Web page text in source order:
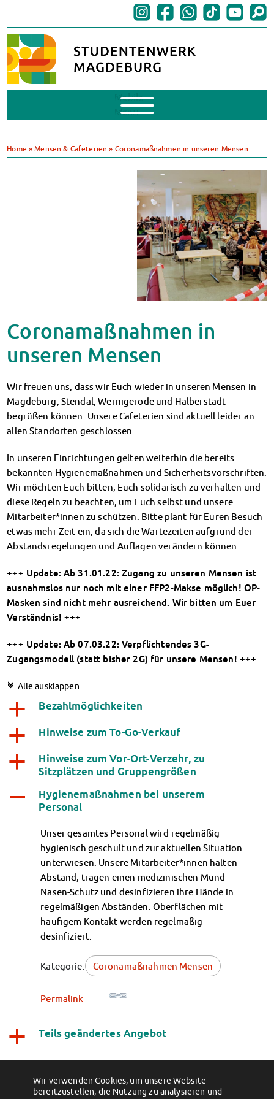
Mobile
Menu
BAföG beantragen
BAföG-FAQs
JoGo – Studibar + Eventspace
MensaFeedback
Wohnen
Wohnheime in Magdeburg
Wohnheime in Wernigerode
Wohnheimantrag & -service
MIT einander – FÜR einander
Wohnen-FAQ
Dokumente
AnsprechpartnerInnen
Soziales & Beratung
Sozialberatung
Rückerstattung Semesterbeitrag
PsychoSoziale Beratung
Kursangebote
Anmeldung Sonderveranstaltungen
Chatberatung
FAQs Soziales & Beratung
Dokumente
Kultur & Internationales
Beratung für Internationals
Wohnen für Internationals
IKUS und InterKultiTreff
Kulturförderung
KreativWorkshops
Magdeburger Studierendentage
Kinderbetreuung
Kita CampusKids
Voranmeldung KiTa-Platz
Randzeitenbetreuung
Anmeldung
Nutzungsbedingungen
AnsprechpartnerInnen
Über uns
Infopoints & Beratungscenter
Beratungstermine im Überblick
Verwaltungsrat
Lageplan
Dokumente
Stellenangebote
AnsprechpartnerInnen
Impressum
Home »Mensen & Cafeterien » Coronamaßnahmen in unseren Mensen
Coronamaßnahmen in
unseren Mensen
Wir freuen uns, dass wir Euch wieder in unseren Mensen in
Magdeburg, Stendal, Wernigerode und Halberstadt
begrüßen können. Unsere Cafeterien sind aktuell leider an
allen Standorten geschlossen.
In unseren Einrichtungen gelten weiterhin die bereits
bekannten Hygienemaßnahmen und Sicherheitsvorschriften.
Wir möchten Euch bitten, Euch solidarisch zu verhalten und
diese Regeln zu beachten, um Euch selbst und unsere
Mitarbeiter*innen zu schützen. Bitte plant für Euren Besuch
etwas mehr Zeit ein, da sich die Wartezeiten aufgrund der
Abstandsregelungen und Auflagen verändern können.
+++ Update: Ab 31.01.22: Zugang zu unseren Mensen ist
ausnahmslos nur noch mit einer FFP2-Makse möglich! OP-
Masken sind nicht mehr ausreichend. Wir bitten um Euer
Verständnis! +++
+++ Update: Ab 07.03.22: Verpflichtendes 3G-
Zugangsmodell (statt bisher 2G) für unsere Mensen! +++
c Alle ausklappen
a Bezahlmöglichkeiten
a Hinweise zum To-Go-Verkauf
a
Hinweise zum Vor-Ort-Verzehr, zu
Sitzplätzen und Gruppengrößen
A
Hygienemaßnahmen bei unserem
Personal
Unser gesamtes Personal wird regelmäßig
hygienisch geschult und zur aktuellen Situation
unterwiesen. Unsere Mitarbeiter*innen halten
Abstand, tragen einen medizinischen Mund-
Nasen-Schutz und desinfizieren ihre Hände in
regelmäßigen Abständen. Oberflächen mit
häufigem Kontakt werden regelmäßig
desinfiziert.
Kategorie: Coronamaßnahmen Mensen
Permalink
a Teils geändertes Angebot
Wir freuen uns auf Euren
Besuch!
Wir verwenden Cookies, um unsere Website
bereitzustellen, die Nutzung zu analysieren und